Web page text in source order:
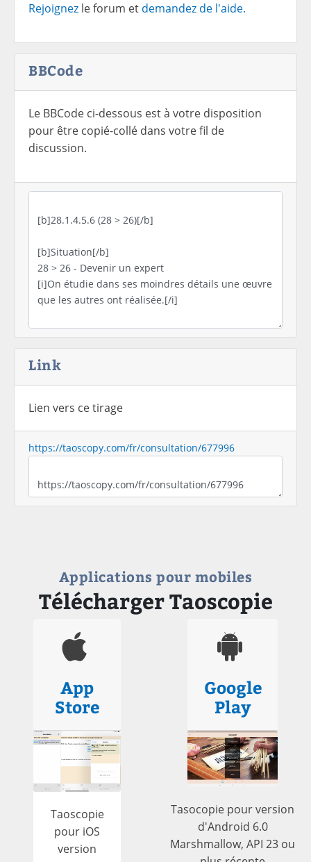
Rejoignez le forum et demandez de l'aide.
BBCode
Le BBCode ci-dessous est à votre disposition
pour être copié-collé dans votre fil de
discussion.
Link
Lien vers ce tirage
https://taoscopy.com/fr/consultation/677996
Applications pour mobiles
Télécharger Taoscopie
App
Store
Taoscopie
pour iOS
version
Google
Play
Tasocopie pour version
d'Android 6.0
Marshmallow, API 23 ou